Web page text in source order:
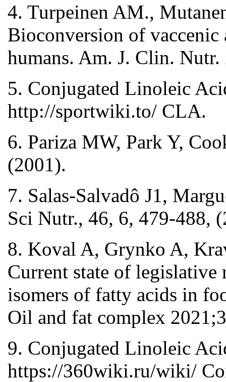
4. Turpeinen AM.,
Bioconversion of
humans. Am. J. Clin.
5. Conjugated Linoleic
http://sportwiki.to/ CLA.
6. Pariza MW, Park Y,
(2001).
7. Salas-Salvadô J1,
Sci Nutr., 46, 6, 479-488,
8. Koval A, Grynko A,
Current state of
isomers of fatty acids in
Oil and fat complex
9. Conjugated Linoleic
https://360wiki.ru/wiki/